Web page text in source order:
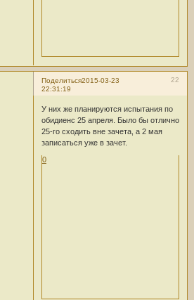
Поделиться 22
2015-03-23
22:31:19
У них же планируются испытания по
обидиенс 25 апреля. Было бы отлично
25-го сходить вне зачета, а 2 мая
записаться уже в зачет.
0